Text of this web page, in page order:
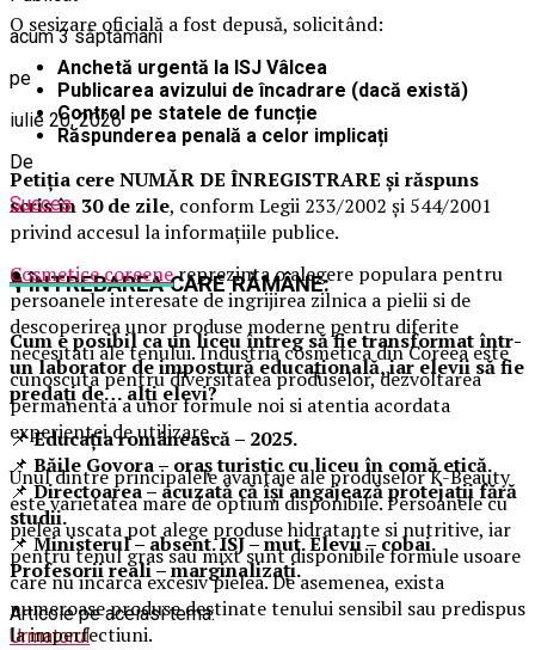
O sesizare oficială a fost depusă, solicitând:
Anchetă urgentă la ISJ Vâlcea
Publicarea avizului de încadrare (dacă există)
Control pe statele de funcție
Răspunderea penală a celor implicați
Petiția cere NUMĂR DE ÎNREGISTRARE și răspuns
scris în 30 de zile, conform Legii 233/2002 și 544/2001
privind accesul la informațiile publice.
🎙ÎNTREBAREA CARE RĂMÂNE:
Cum e posibil ca un liceu întreg să fie transformat într-
un laborator de impostură educațională, iar elevii să fie
predați de… alți elevi?
📌Educația românească – 2025.
📌 Băile Govora – oraș turistic cu liceu în comă etică.
📌Directoarea – acuzată că își angajează protejații fără
studii.
📌Ministerul – absent. ISJ – mut. Elevii – cobai.
Profesorii reali – marginalizați.
Articole pe aceiasi tema:
Urmatorul
acum 3 săptămâni
pe
iulie 20, 2026
De
Succes
Cosmetice coreenereprezinta o alegere populara pentru
persoanele interesate de ingrijirea zilnica a pielii si de
descoperirea unor produse moderne pentru diferite
necesitati ale tenului. Industria cosmetica din Coreea este
cunoscuta pentru diversitatea produselor, dezvoltarea
permanenta a unor formule noi si atentia acordata
experientei de utilizare.
Unul dintre principalele avantaje ale produselor K-Beauty
este varietatea mare de optiuni disponibile. Persoanele cu
pielea uscata pot alege produse hidratante si nutritive, iar
pentru tenul gras sau mixt sunt disponibile formule usoare
care nu incarca excesiv pielea. De asemenea, exista
numeroase produse destinate tenului sensibil sau predispus
la imperfectiuni.